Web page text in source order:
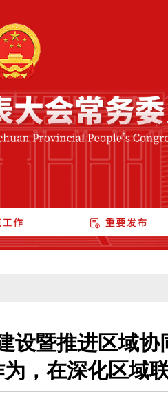
设暨推进区域
，在深化区域